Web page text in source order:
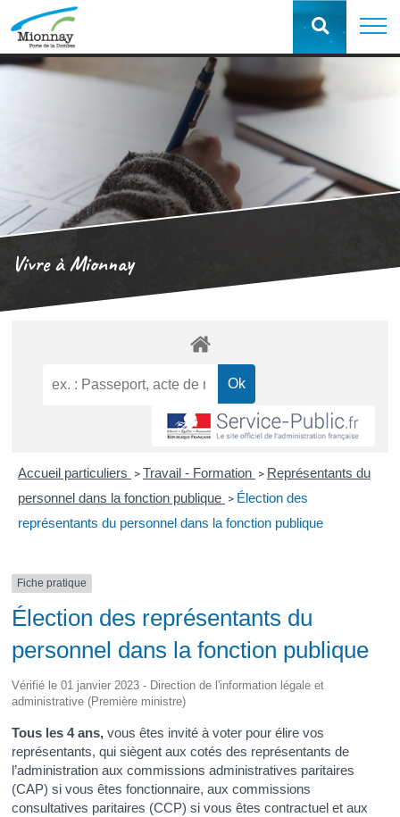
Vivre à Mionnay
Accueil particuliers > Travail - Formation > Représentants du
personnel dans la fonction publique > Élection des
représentants du personnel dans la fonction publique
Fiche pratique
Élection des représentants du
personnel dans la fonction publique
Vérifié le 01 janvier 2023 - Direction de l'information légale et
administrative (Première ministre)
Tous les 4 ans, vous êtes invité à voter pour élire vos
représentants, qui siègent aux cotés des représentants de
l’administration aux commissions administratives paritaires
(CAP) si vous êtes fonctionnaire, aux commissions
consultatives paritaires (CCP) si vous êtes contractuel et aux